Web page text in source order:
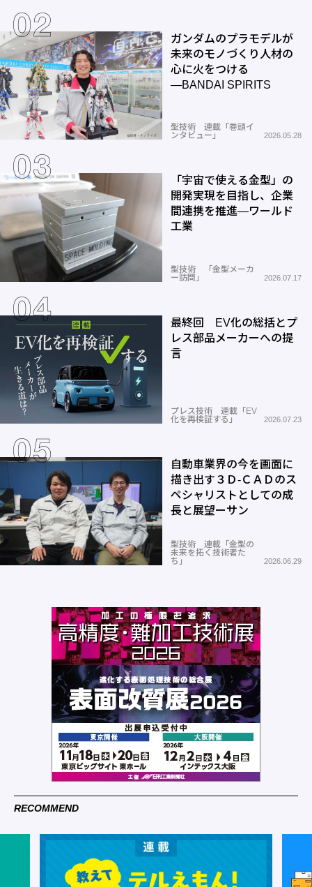
ガンダムのプラモデルが
未来のモノづくり人材の
心に火をつける
―BANDAI SPIRITS
型技術 連載「巻頭イ
ンタビュー」
2026.05.28
「宇宙で使える金型」の
開発実現を目指し、企業
間連携を推進―ワールド
工業
型技術 「金型メーカ
ー訪問」
2026.07.17
最終回 EV化の総括とプ
レス部品メーカーへの提
言
プレス技術 連載「EV
化を再検証する」
2026.07.23
自動車業界の今を画面に
描き出す３Ｄ-ＣＡＤのス
ペシャリストとしての成
長と展望ーサン
型技術 連載「金型の
未来を拓く技術者た
ち」
2026.06.29
RECOMMEND